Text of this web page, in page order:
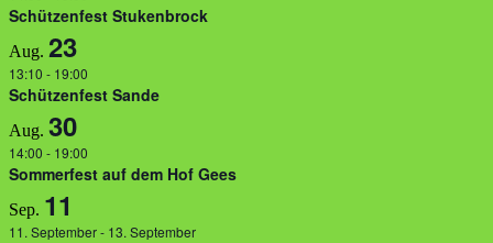
Schützenfest Stukenbrock
Aug. 23
13:10 - 19:00
Schützenfest Sande
Aug. 30
14:00 - 19:00
Sommerfest auf dem Hof Gees
Sep. 11
11. September- 13. September